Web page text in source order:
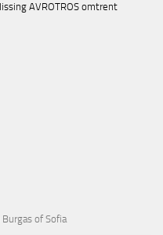
AVROTROS omtrent
of Sofia